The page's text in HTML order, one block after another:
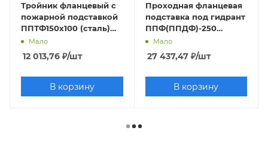
Тройник фланцевый с
пожарной подставкой
ППТФ150х100 (сталь)
Ру10Мало
12 013,76 ₽/шт
В корзину
Проходная фланцевая
подставка под гидрант
ППФ(ППДФ)-250
Мало
27 437,47₽/шт
В корзину